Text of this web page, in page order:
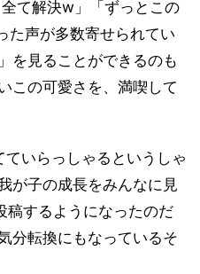
て解決w」「ずっとこの
た声が多数寄せられてい
を見ることができるのも
この可愛さを、満喫して
いらっしゃるというしゃ
が子の成長をみんなに見
するようになったのだ
分転換にもなっているそ